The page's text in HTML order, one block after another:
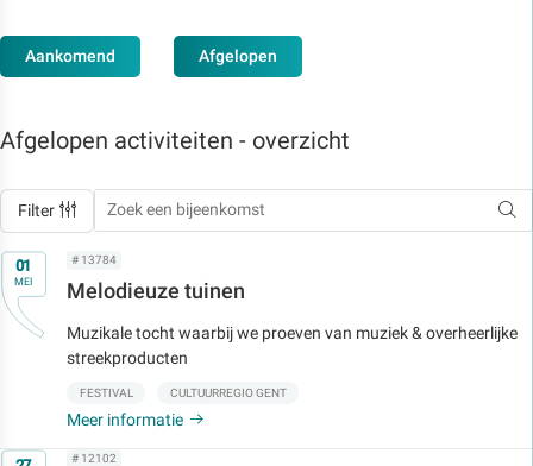
Aankomend Afgelopen
Afgelopen activiteiten - overzicht
Filter
Op01
MEI
# 13784
Melodieuze tuinen
Muzikale tocht waarbij we proeven van muziek & overheerlijke
streekproducten
FESTIVAL CULTUURREGIO GENT
Meer informatie
Op # 12102